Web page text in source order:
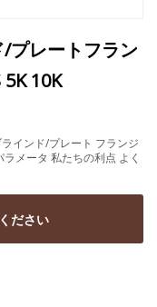
プレートフラン
10K
インド/プレート フランジ
メータ 私たちの利点 よく
ださい